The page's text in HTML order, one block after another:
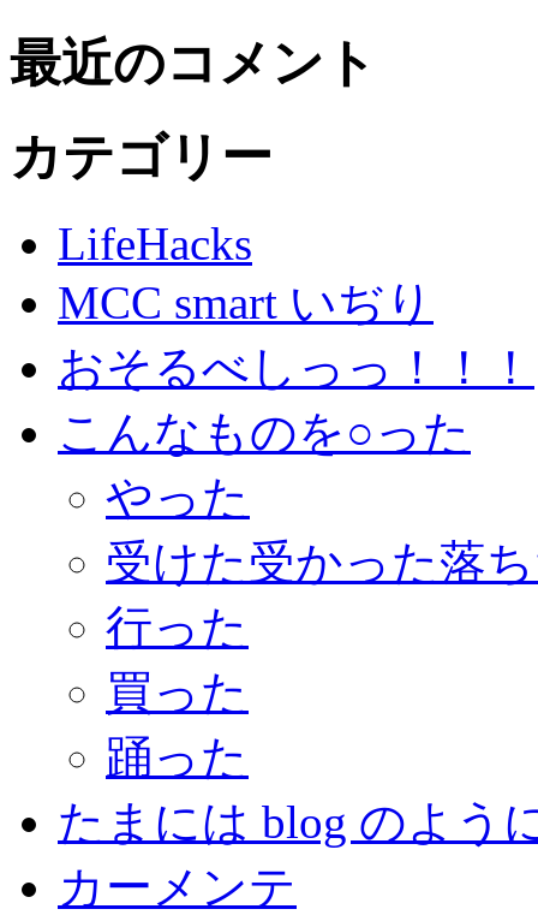
最近のコメント
カテゴリー
LifeHacks
MCC smart いぢり
おそるべしっっ！！！
こんなものを○った
やった
受けた受かった落
行った
買った
踊った
たまには blog のよう
カーメンテ